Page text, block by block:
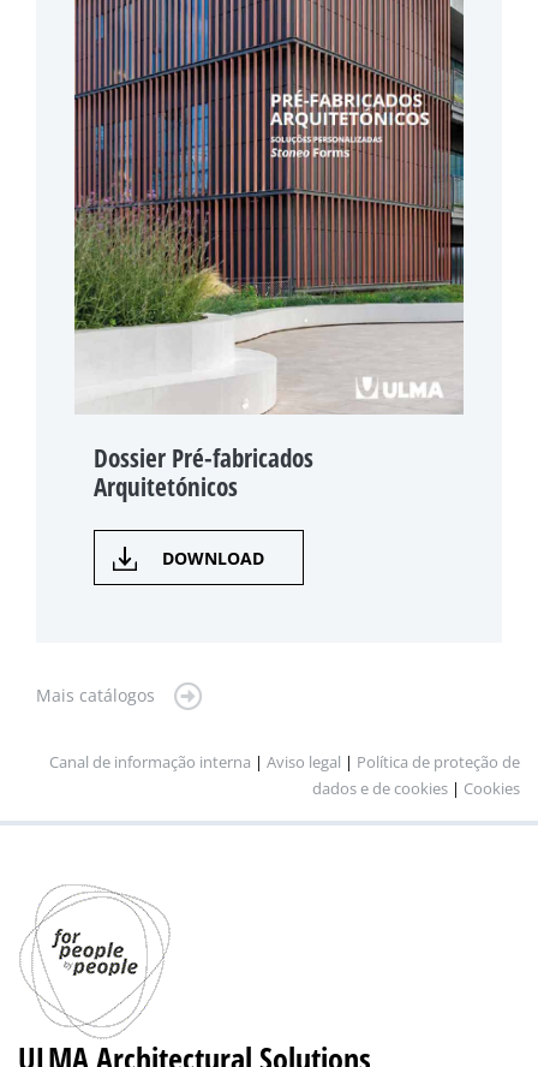
Dossier Pré-fabricados
Arquitetónicos
DOWNLOAD
Mais catálogos
Canal de informação interna | Aviso legal | Política de proteção de
dados e de cookies | Cookies
ULMA Architectural Solutions